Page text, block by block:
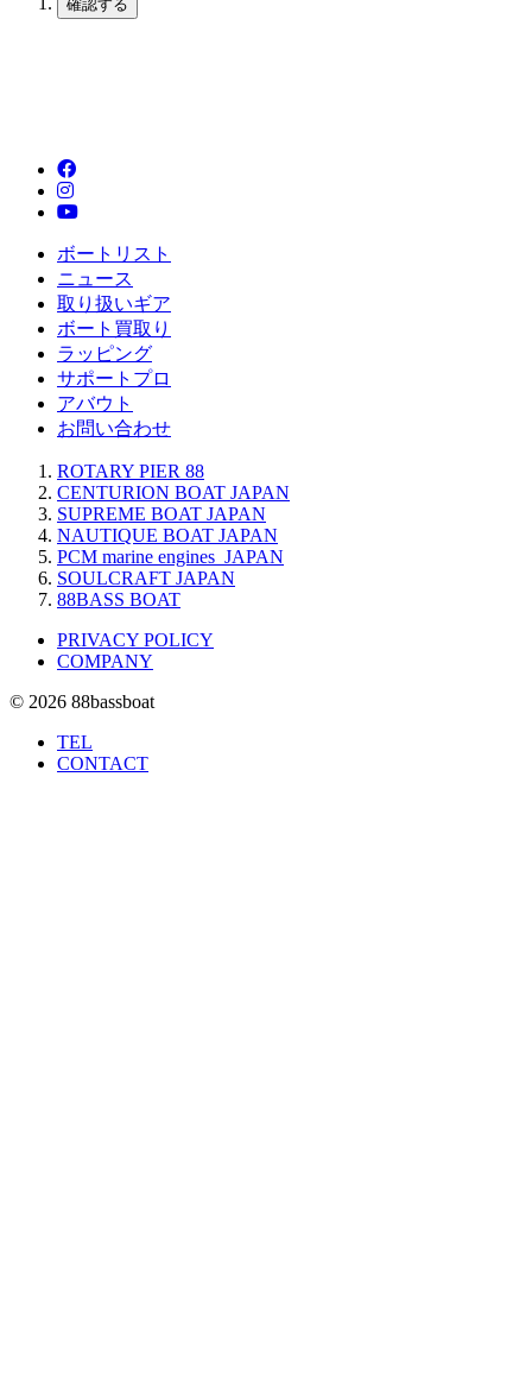
ボートリスト
ニュース
取り扱いギア
ボート買取り
ラッピング
サポートプロ
アバウト
お問い合わせ
ROTARY PIER 88
CENTURION BOAT JAPAN
SUPREME BOAT JAPAN
NAUTIQUE BOAT JAPAN
PCM marine engines JAPAN
SOULCRAFT JAPAN
88BASS BOAT
PRIVACY POLICY
COMPANY
© 2026 88bassboat
TEL
CONTACT